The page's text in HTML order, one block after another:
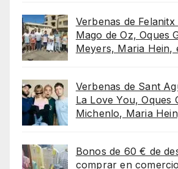
Verbenas de
Mago de Oz, Oques
Meyers, Maria Hein,
Verbenas de Sant
La Love You, Oques
Michenlo, Maria
Bonos de 60 € de
comprar en